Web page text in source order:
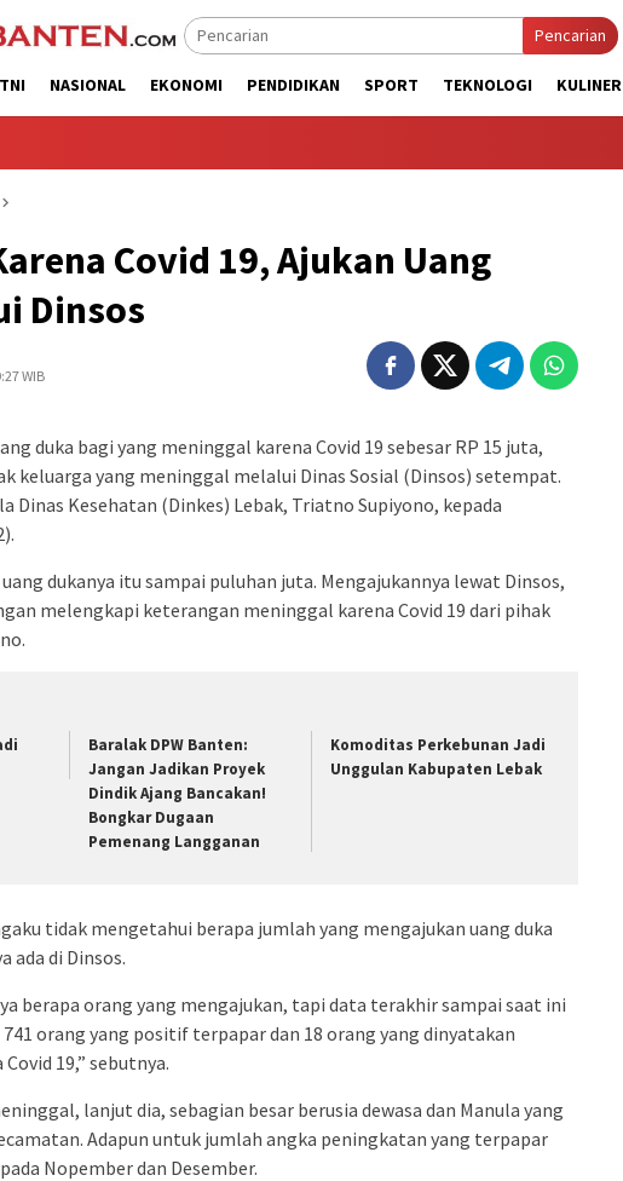
Pencarian
TNI NASIONAL EKONOMI PENDIDIKAN SPORT TEKNOLOGI KULINER
Covid 19, Ajukan Uang
Dinsos
WIB
duka bagi yang meninggal karena Covid 19 sebesar RP 15 juta,
keluarga yang meninggal melalui Dinas Sosial (Dinsos) setempat.
Dinas Kesehatan (Dinkes) Lebak, Triatno Supiyono, kepada
dukanya itu sampai puluhan juta. Mengajukannya lewat Dinsos,
melengkapi keterangan meninggal karena Covid 19 dari pihak
Baralak DPW Banten:
Jangan Jadikan Proyek
Dindik Ajang Bancakan!
Bongkar Dugaan
Pemenang Langganan
Komoditas Perkebunan Jadi
Unggulan Kabupaten Lebak
tidak mengetahui berapa jumlah yang mengajukan uang duka
ada di Dinsos.
berapa orang yang mengajukan, tapi data terakhir sampai saat ini
orang yang positif terpapar dan 18 orang yang dinyatakan
19,” sebutnya.
lanjut dia, sebagian besar berusia dewasa dan Manula yang
Adapun untuk jumlah angka peningkatan yang terpapar
Nopember dan Desember.